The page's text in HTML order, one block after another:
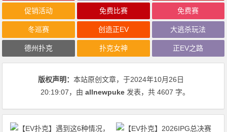
促销活动 免费比赛 免费赛
冬巡赛 创造正EV 大逃杀玩法
德州扑克 扑克女神 正EV之路
版权声明：本站原创文章，于2024年10月26日
20:19:07，由allnewpuke 发表，共 4607 字。